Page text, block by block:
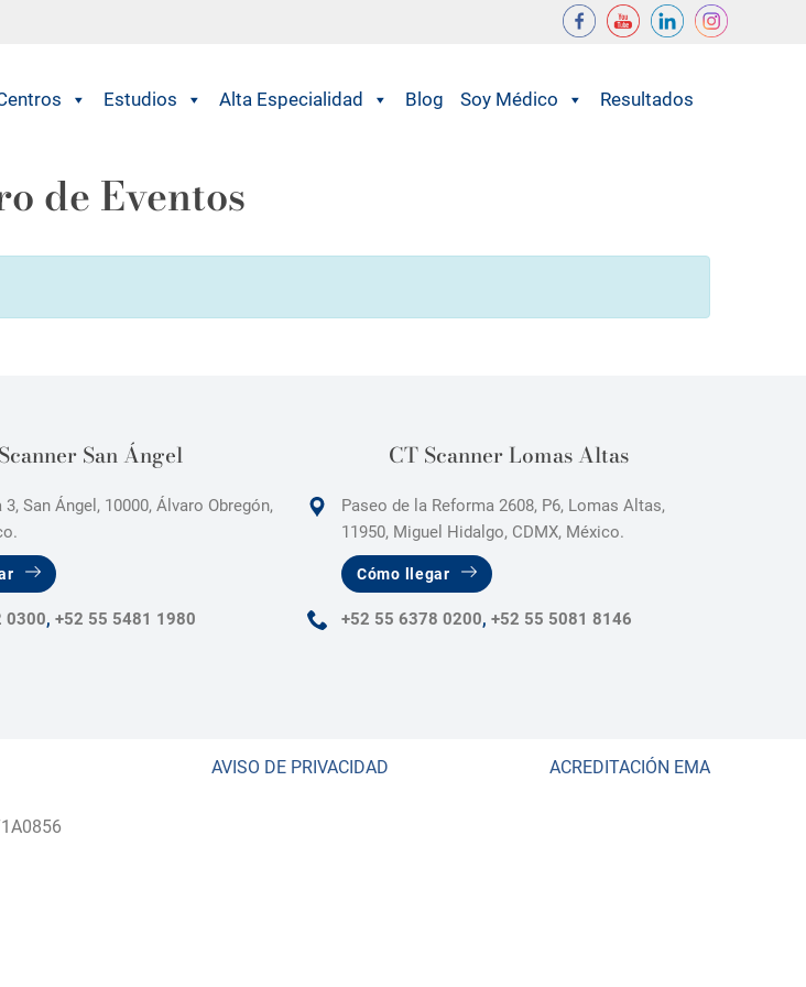
Estudios Alta Especialidad Blog Soy Médico Resultados
de Eventos
San Ángel
3, San Ángel, 10000, Álvaro Obregón,
0300, +52 55 5481 1980
CT Scanner Lomas Altas
Paseo de la Reforma 2608, P6, Lomas Altas,
11950, Miguel Hidalgo, CDMX, México.
Cómo llegar
+52 55 6378 0200, +52 55 5081 8146
AVISO DE PRIVACIDAD ACREDITACIÓN EMA